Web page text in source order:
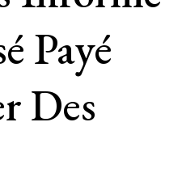
Payé
Des